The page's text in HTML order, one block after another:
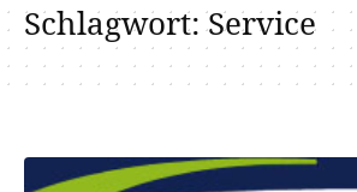
Schlagwort:Service